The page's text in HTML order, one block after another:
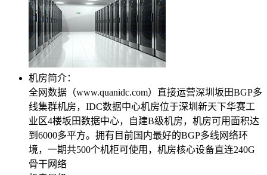
综合门户类解决方案
政府媒体类解决方案
游戏解决方案
负载均衡解决方案
专线接入服务方案
互联网金融解决方案
机房简介：
全网数据（www.quanidc.com）直接运营深圳坂田BGP多
线集群机房，IDC数据中心机房位于深圳新天下华赛工
业区4楼坂田数据中心，自建B级机房，机房可用面积达
到6000多平方。拥有目前国内最好的BGP多线网络环
境，一期共500个机柜可使用，机房核心设备直连240G
骨干网络